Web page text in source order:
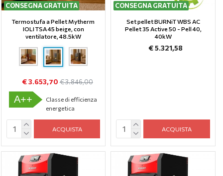
CONSEGNA GRATUITA
Termostufa a Pellet Mytherm
IOLI TSA 45 beige, con
ventilatore, 48.5kW
€ 3.653,70 € 3.846,00
A++
Classe di efficienza
energetica
ACQUISTA
CONSEGNA GRATUITA
Set pellet BURNiT WBS AC
Pellet 35 Active 50 - Pell 40,
40kW
€ 5.321,58
ACQUISTA